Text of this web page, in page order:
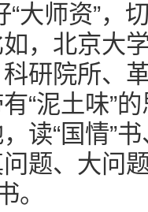
“大师资”，
，北京大
研院所、
“泥土味”
读“国情”书
题、大问
。